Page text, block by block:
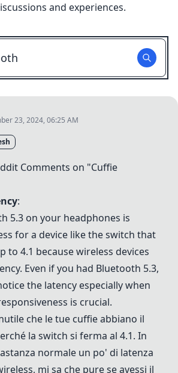
and experiences.
23, 2024, 06:25 AM
Comments on "Cuffie
:
5.3 on your headphones is
for a device like the switch that
to 4.1 because wireless devices
Even if you had Bluetooth 5.3,
the latency especially when
is crucial.
che le tue cuffie abbiano il
la switch si ferma al 4.1. In
normale un po' di latenza
mi sa che pure se avessi il